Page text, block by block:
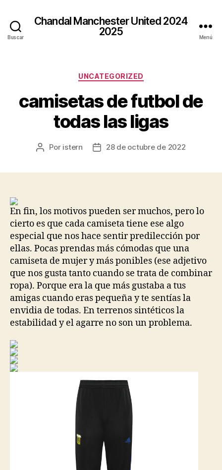
Buscar
Chandal Manchester United 2024
2025
Menú
Categorías
UNCATEGORIZED
camisetas de futbol de
todas las ligas
Autor
Por istern
Fecha28 de octubre de 2022
En fin, los motivos pueden ser muchos, pero lo
cierto es que cada camiseta tiene ese algo
especial que nos hace sentir predilección por
ellas. Pocas prendas más cómodas que una
camiseta de mujer y más ponibles (ese adjetivo
que nos gusta tanto cuando se trata de combinar
ropa). Porque era la que más gustaba a tus
amigas cuando eras pequeña y te sentías la
envidia de todas. En terrenos sintéticos la
estabilidad y el agarre no son un problema.